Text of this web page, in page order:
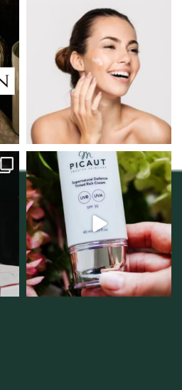
Behandlingserbjudande
februari-mars!
Vi...
0
Njut av solens härliga
strålar men skydda dig...
12 1